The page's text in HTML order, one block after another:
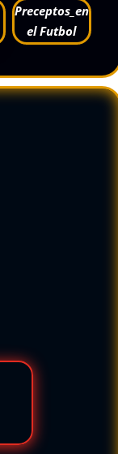
Preceptos_en
el Futbol